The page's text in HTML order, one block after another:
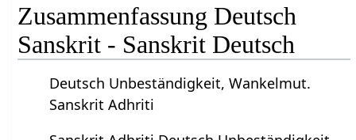
Zusammenfassung Deutsch
Sanskrit - Sanskrit Deutsch
Deutsch Unbeständigkeit, Wankelmut.
Sanskrit Adhriti